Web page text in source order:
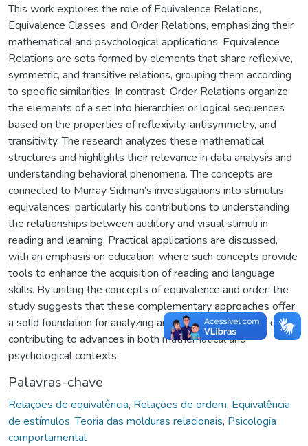
This work explores the role of Equivalence Relations,
Equivalence Classes, and Order Relations, emphasizing their
mathematical and psychological applications. Equivalence
Relations are sets formed by elements that share reflexive,
symmetric, and transitive relations, grouping them according
to specific similarities. In contrast, Order Relations organize
the elements of a set into hierarchies or logical sequences
based on the properties of reflexivity, antisymmetry, and
transitivity. The research analyzes these mathematical
structures and highlights their relevance in data analysis and
understanding behavioral phenomena. The concepts are
connected to Murray Sidman’s investigations into stimulus
equivalences, particularly his contributions to understanding
the relationships between auditory and visual stimuli in
reading and learning. Practical applications are discussed,
with an emphasis on education, where such concepts provide
tools to enhance the acquisition of reading and language
skills. By uniting the concepts of equivalence and order, the
study suggests that these complementary approaches offer
a solid foundation for analyzing and organizing complex data,
contributing to advances in both mathematical and
psychological contexts.
Palavras-chave
Relações de equivalência, Relações de ordem, Equivalência
de estímulos,Teoria das molduras relacionais, Psicologia
comportamental